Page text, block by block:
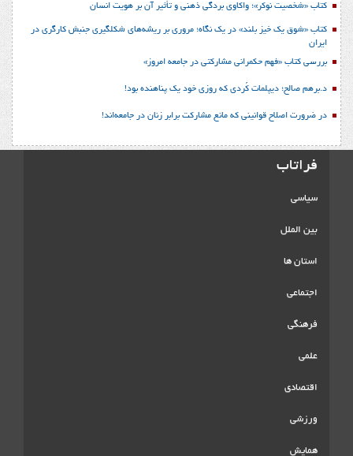
کتاب «شخصیت نوکر»؛ واکاوی بردگی ذهنی و تأثیر آن بر هویت انسان
کتاب «شوق یک خیز بلند» در یک نگاه؛ مروری بر ریشه‌های شکل‎گیری جنبش کارگری در
ایران
بررسی کتاب «فهم حکمرانی مشارکتی در جامعه امروز»
د.برهم صالح؛ دیپلمات کُردی که روزی خود یک پناهنده بود!
در ضرورت اصلاح قوانینی که مانع مشارکت برابر زنان در جامعه‌اند!
فراتاب
سیاسی
بین الملل
استان ها
اجتماعی
فرهنگی
علمی
اقتصادی
ورزشی
همایش